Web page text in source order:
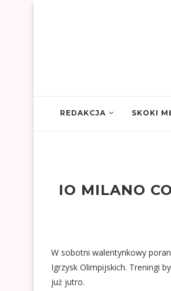
REDAKCJA SKOKI
IO MILANO
W sobotni walentynkowy
Igrzysk Olimpijskich. Treningi
już jutro.